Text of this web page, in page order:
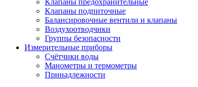
Клапаны предохранительные
Клапаны подпиточные
Балансировочные вентили и клапаны
Воздухоотводчики
Группы безопасности
Измерительные приборы
Счётчики воды
Манометры и термометры
Принадлежности